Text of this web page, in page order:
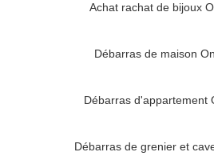
Achat rachat de bijoux
Débarras de maison
Débarras d'appartement
Débarras de grenier et